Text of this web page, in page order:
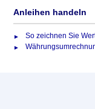
Anleihen handeln
So zeichnen Sie